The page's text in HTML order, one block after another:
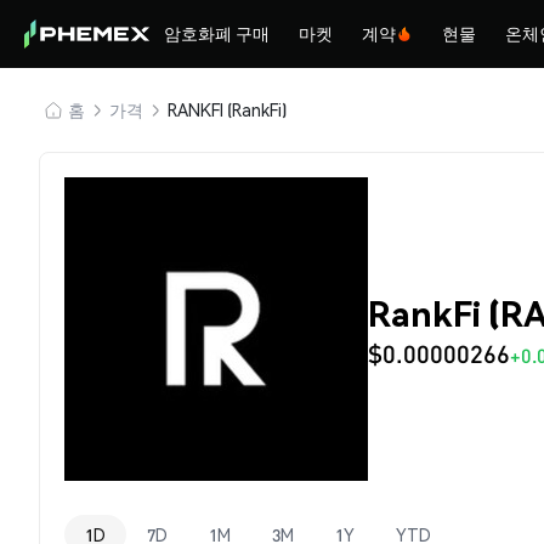
암호화폐 구매 마켓 계약 현물 온체
홈 가격 RANKFI (RankFi)
RankFi
$0.00000266
1D 7D 1M 3M 1Y YTD